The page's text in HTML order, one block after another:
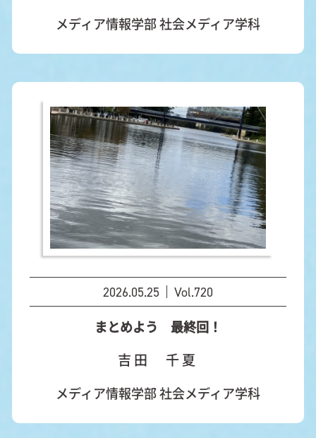
メディア情報学部 社会メディア学科
2026.05.25 Vol.720
まとめよう 最終回！
吉田 千夏
メディア情報学部 社会メディア学科